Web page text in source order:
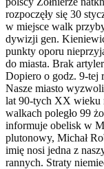
rozpoczęły się 30
w miejsce walk
dywizji gen.
punkty oporu
do miasta. Brak
Dopiero o godz. 9-tej
Nasze miasto
lat 90-tych XX wieku
walkach poległo 99
informuje obelisk w
plutonowy, Michał
imię nosi jedna z
rannych. Straty